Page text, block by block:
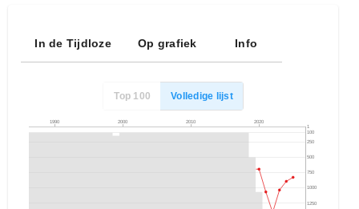
In de Tijdloze Op grafiek Info
Top 100 Volledige lijst
1990 2000 2010 2020
1
100
250
500
750
1000
1250